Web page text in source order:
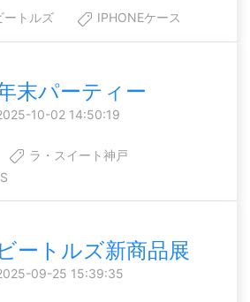
ートルズ IPHONEケース
末パーティー
10-02 14:50:19
ラ・スイート神戸
ビートルズ新商品展
09-25 15:39:35